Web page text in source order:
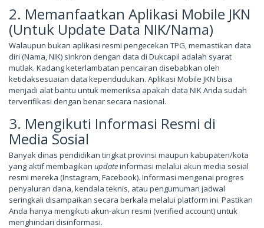
2. Memanfaatkan Aplikasi Mobile JKN
(Untuk Update Data NIK/Nama)
Walaupun bukan aplikasi resmi pengecekan TPG, memastikan data
diri (Nama, NIK) sinkron dengan data di Dukcapil adalah syarat
mutlak. Kadang keterlambatan pencairan disebabkan oleh
ketidaksesuaian data kependudukan. Aplikasi Mobile JKN bisa
menjadi alat bantu untuk memeriksa apakah data NIK Anda sudah
terverifikasi dengan benar secara nasional.
3. Mengikuti Informasi Resmi di
Media Sosial
Banyak dinas pendidikan tingkat provinsi maupun kabupaten/kota
yang aktif membagikan updateinformasi melalui akun media sosial
resmi mereka (Instagram, Facebook). Informasi mengenai progres
penyaluran dana, kendala teknis, atau pengumuman jadwal
seringkali disampaikan secara berkala melalui platform ini. Pastikan
Anda hanya mengikuti akun-akun resmi (verified account) untuk
menghindari disinformasi.